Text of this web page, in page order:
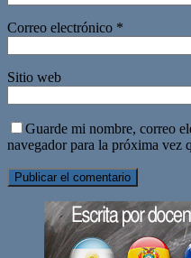
Correo electrónico *
Sitio web
Guarde mi nombre, correo
navegador para la próxima vez